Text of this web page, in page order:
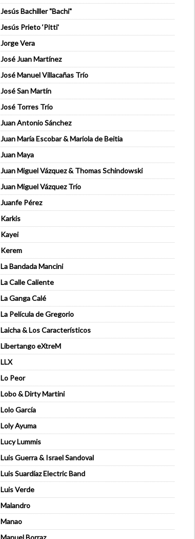
Jesús Bachiller "Bachi"
Jesús Prieto ‘Pitti'
Jorge Vera
José Juan Martínez
José Manuel Villacañas Trío
José San Martín
José Torres Trío
Juan Antonio Sánchez
Juan María Escobar & Mariola de Beitia
Juan Maya
Juan Miguel Vázquez & Thomas Schindowski
Juan Miguel Vázquez Trío
Juanfe Pérez
Karkis
Kayei
Kerem
La Bandada Mancini
La Calle Caliente
La Ganga Calé
La Película de Gregorio
Laicha & Los Característicos
Libertango eXtreM
LLX
Lo Peor
Lobo & Dirty Martini
Lolo García
Loly Ayuma
Lucy Lummis
Luis Guerra & Israel Sandoval
Luis Suardíaz Electric Band
Luis Verde
Malandro
Manao
Manuel Borraz